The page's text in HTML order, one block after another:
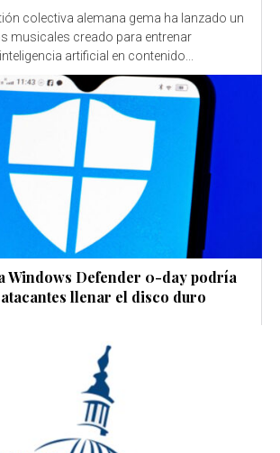
alemana gema ha lanzado un
musicales creado para entrenar
artificial en contenido...
Windows Defender 0-day podría
llenar el disco duro